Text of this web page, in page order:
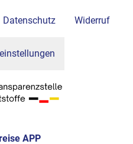
Datenschutz Widerruf
APP